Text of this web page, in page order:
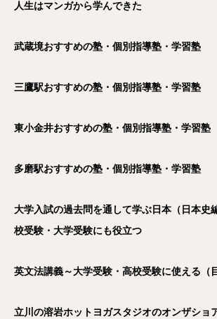
人生はマンガから学んできた
武蔵境おすすめの塾・個別指導塾・学習塾
三鷹駅おすすめの塾・個別指導塾・学習塾
東小金井おすすめの塾・個別指導塾・学習塾
多磨駅おすすめの塾・個別指導塾・学習塾
大学入試の過去問を通して学ぶ日本（日本史
校受験・大学受験にも役立つ
英文法講義～大学受験・高校受験に使える（
立川の溶岩ホットヨガスタジオのオンザショ